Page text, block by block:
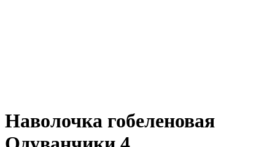
Наволочка гобеленовая